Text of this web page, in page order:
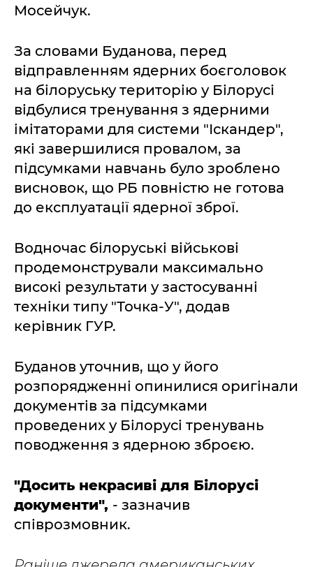
Мосейчук.
За словами Буданова, перед
відправленням ядерних боєголовок
на білоруську територію у Білорусі
відбулися тренування з ядерними
імітаторами для системи "Іскандер",
які завершилися провалом, за
підсумками навчань було зроблено
висновок, що РБ повністю не готова
до експлуатації ядерної зброї.
Водночас білоруські військові
продемонстрували максимально
високі результати у застосуванні
техніки типу "Точка-У", додав
керівник ГУР.
Буданов уточнив, що у його
розпорядженні опинилися оригінали
документів за підсумками
проведених у Білорусі тренувань
поводження з ядерною зброєю.
"Досить некрасиві для Білорусі
документи", - зазначив
співрозмовник.